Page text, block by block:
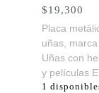
$19,300
Placa
uñas,
Uñas con
y películas
1